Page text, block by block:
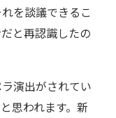
を談議できるこ
と再認識したの
演出がされてい
思われます。新